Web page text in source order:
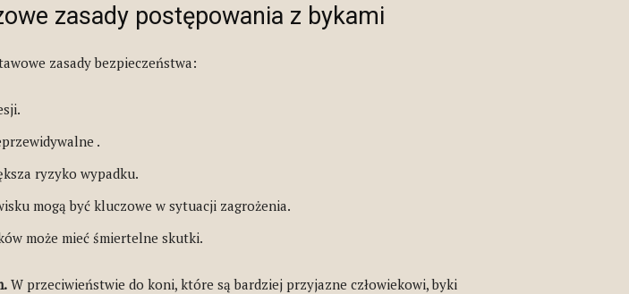
zasady postępowania z bykami
zasady bezpieczeństwa:
.
ryzyko wypadku.
mogą być kluczowe w sytuacji zagrożenia.
może mieć śmiertelne skutki.
W przeciwieństwie do koni, które są bardziej przyjazne człowiekowi, byki